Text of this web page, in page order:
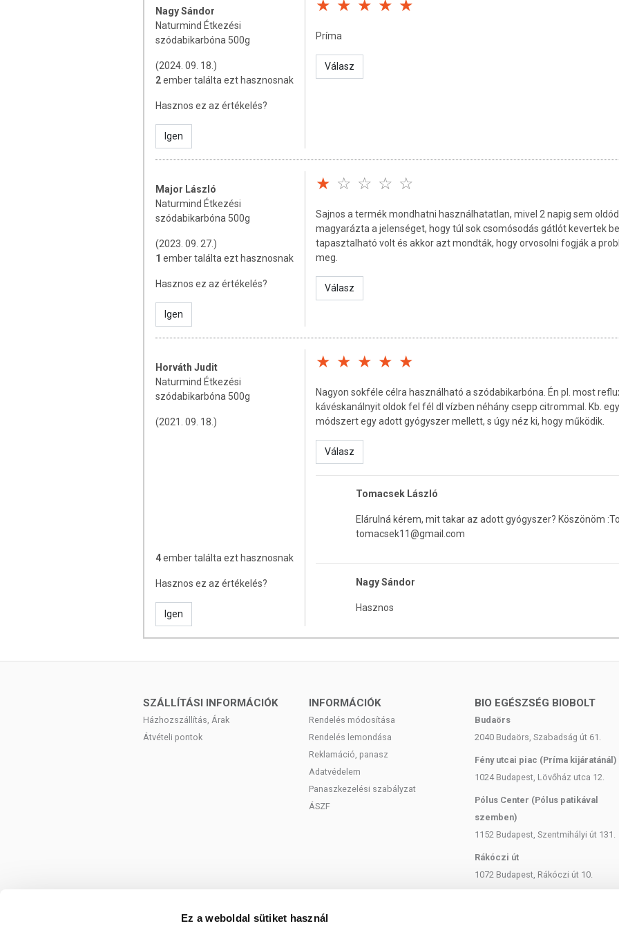
Ez a weboldal sütiket használ
Tárolás: Száraz, hűvös helyen, gyermekektől elzárva tárolandó.
Forgalmazza:BiOrganik Online Kft.
Származási ország: Bosznia-Hercegovina
termék nem gyógyít betegségeket! A termék nem az orvosi kezelés helyettesítésére alkalmas!
Betegség esetén használatát beszélje meg kezelőorvosával. Az ajánlott napi fogyasztási
mennyiséget ne lépje túl! Ne szedje a készítményt, ha az összetevők bármelyikére érzékeny vagy
Nagy Sándor
Naturmind Étkezési
szódabikarbóna 500g
(2024. 09. 18.)
2ember találta ezt hasznosnak
Hasznos ez az értékelés?
Igen
Príma
Válasz
Major László
Naturmind Étkezési
szódabikarbóna 500g
(2023. 09. 27.)
1 ember találta ezt hasznosnak
Hasznos ez az értékelés?
Igen
Sajnos a termék mondhatni használhatatlan, mivel 2 napig sem
magyarázta a jelenséget, hogy túl sok csomósodás gátlót kevertek
tapasztalható volt és akkor azt mondták, hogy orvosolni fogják a
meg.
Válasz
Horváth Judit
Naturmind Étkezési
szódabikarbóna 500g
(2021. 09. 18.)
4ember találta ezt hasznosnak
Hasznos ez az értékelés?
Igen
Nagyon sokféle célra használható a szódabikarbóna. Én pl. most
kávéskanálnyit oldok fel fél dl vízben néhány csepp citrommal. Kb.
módszert egy adott gyógyszer mellett, s úgy néz ki, hogy működik.
Válasz
Tomacsek László
Elárulná kérem, mit takar az adott gyógyszer? Köszönöm
tomacsek11@gmail.com
Nagy Sándor
Hasznos
SZÁLLÍTÁSI INFORMÁCIÓK
Házhozszállítás, Árak
Átvételi pontok
INFORMÁCIÓK
Rendelés módosítása
Rendelés lemondása
Reklamáció, panasz
Adatvédelem
Panaszkezelési szabályzat
ÁSZF
BIO EGÉSZSÉG BIOBOLT
Budaörs
2040 Budaörs, Szabadság út 61.
Fény utcai piac (Príma kijáratánál)
1024 Budapest, Lövőház utca 12.
Pólus Center (Pólus patikával
szemben)
1152 Budapest, Szentmihályi út 131.
Rákóczi út
1072 Budapest, Rákóczi út 10.